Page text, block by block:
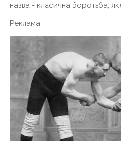
назва - класична боротьба,
Реклама